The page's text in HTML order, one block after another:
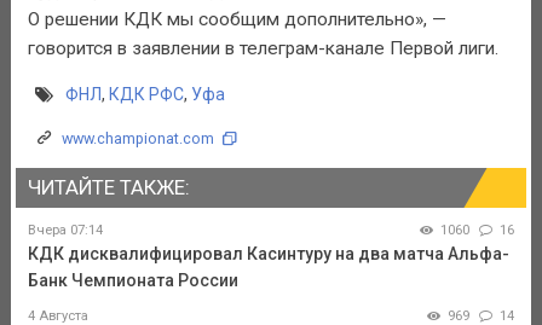
О решении КДК мы сообщим дополнительно», —
говорится в заявлении в телеграм-канале Первой лиги.
ФНЛ, КДК РФС, Уфа
www.championat.com
ЧИТАЙТЕ ТАКЖЕ:
Вчера 07:14 1060 16
КДК дисквалифицировал Касинтуру на два матча Альфа-
Банк Чемпионата России
4 Августа 969 14